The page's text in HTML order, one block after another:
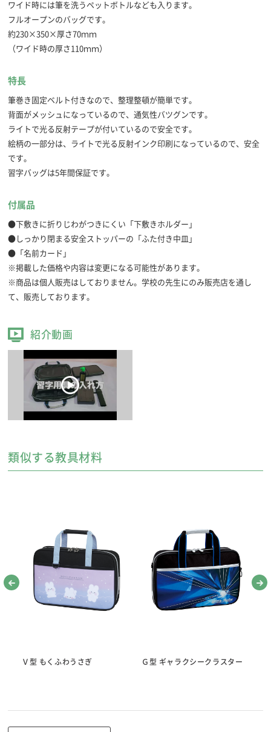
ワイド時には筆を洗うペットボトルなども入ります。
フルオープンのバッグです。
約230×350×厚さ70ｍｍ
（ワイド時の厚さ110ｍｍ）
特長
筆巻き固定ベルト付きなので、整理整頓が簡単です。
背面がメッシュになっているので、通気性バツグンです。
ライトで光る反射テープが付いているので安全です。
絵柄の一部分は、ライトで光る反射インク印刷になっているので、安全
です。
習字バッグは5年間保証です。
付属品
●下敷きに折りじわがつきにくい「下敷きホルダー」
●しっかり閉まる安全ストッパーの「ふた付き中皿」
●「名前カード」
基本セット
●超軽量硯四五平
●かんたん筆巻
●優良墨
●文鎮二本組（水色）
● 水差し
大筆/小筆
小筆「恵風」は名前書き用に適しています。
※掲載した価格や内容は変更になる可能性があります。
※商品は個人販売はしておりません。学校の先生にのみ販売店を通し
て、販売しております。
紹介動画
類似する教具材料
Ｖ型 もくふわうさぎ Ｇ型 ギャラクシークラスター